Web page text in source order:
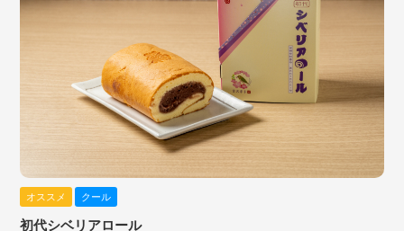
オススメ クール
初代シベリアロール